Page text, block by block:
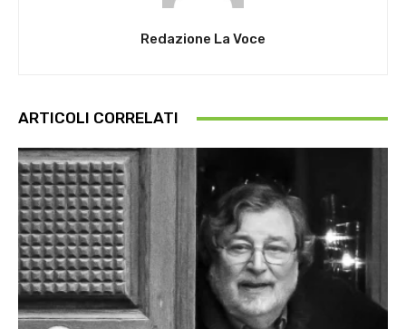
Redazione La Voce
ARTICOLI CORRELATI